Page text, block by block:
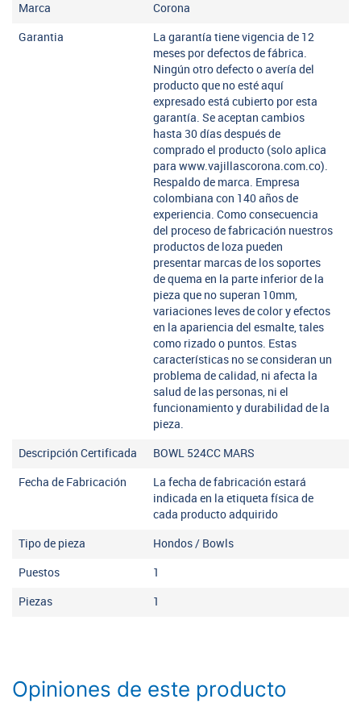
Marca Corona
Garantia
La garantía tiene vigencia de 12
meses por defectos de fábrica.
Ningún otro defecto o avería del
producto que no esté aquí
expresado está cubierto por esta
garantía. Se aceptan cambios
hasta 30 días después de
comprado el producto (solo aplica
para www.vajillascorona.com.co).
Respaldo de marca. Empresa
colombiana con 140 años de
experiencia. Como consecuencia
del proceso de fabricación nuestros
productos de loza pueden
presentar marcas de los soportes
de quema en la parte inferior de la
pieza que no superan 10mm,
variaciones leves de color y efectos
en la apariencia del esmalte, tales
como rizado o puntos. Estas
características no se consideran un
problema de calidad, ni afecta la
salud de las personas, ni el
funcionamiento y durabilidad de la
pieza.
Descripción Certificada BOWL 524CC MARS
Fecha de Fabricación
La fecha de fabricación estará
indicada en la etiqueta física de
cada producto adquirido
Tipo de pieza Hondos / Bowls
Puestos 1
Piezas 1
Opiniones de este producto